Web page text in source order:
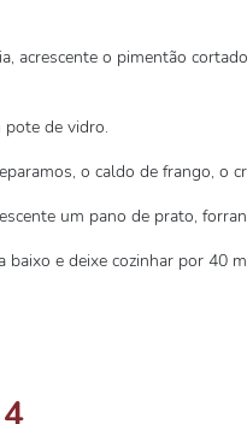
acrescente o pimentão
pote de vidro.
o caldo de frango, o
um pano de prato,
baixo e deixe cozinhar por 40
4